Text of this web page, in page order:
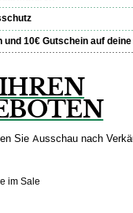
10€ Gutschein auf
Sie Ausschau nach
im Sale